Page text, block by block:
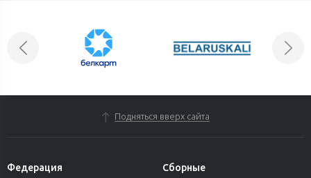
Подняться вверх сайта
Федерация Сборные